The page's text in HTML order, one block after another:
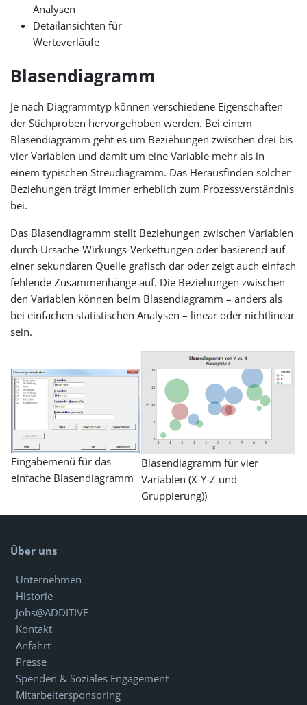
Analysen
Detailansichten für
Werteverläufe
Blasendiagramm
Je nach Diagrammtyp können verschiedene Eigenschaften
der Stichproben hervorgehoben werden. Bei einem
Blasendiagramm geht es um Beziehungen zwischen drei bis
vier Variablen und damit um eine Variable mehr als in
einem typischen Streudiagramm. Das Herausfinden solcher
Beziehungen trägt immer erheblich zum Prozessverständnis
bei.
Das Blasendiagramm stellt Beziehungen zwischen Variablen
durch Ursache-Wirkungs-Verkettungen oder basierend auf
einer sekundären Quelle grafisch dar oder zeigt auch einfach
fehlende Zusammenhänge auf. Die Beziehungen zwischen
den Variablen können beim Blasendiagramm – anders als
bei einfachen statistischen Analysen – linear oder nichtlinear
sein.
Eingabemenü für das
einfache Blasendiagramm
Blasendiagramm für vier
Variablen (X-Y-Z und
Gruppierung))
Über uns
Unternehmen
Historie
Jobs@ADDITIVE
Kontakt
Anfahrt
Presse
Spenden & Soziales Engagement
Mitarbeitersponsoring